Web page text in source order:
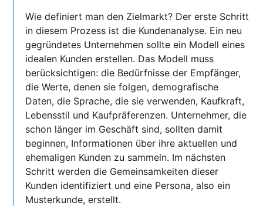
Wie definiert man den Zielmarkt? Der erste Schritt
in diesem Prozess ist die Kundenanalyse. Ein neu
gegründetes Unternehmen sollte ein Modell eines
idealen Kunden erstellen. Das Modell muss
berücksichtigen: die Bedürfnisse der Empfänger,
die Werte, denen sie folgen, demografische
Daten, die Sprache, die sie verwenden, Kaufkraft,
Lebensstil und Kaufpräferenzen. Unternehmer, die
schon länger im Geschäft sind, sollten damit
beginnen, Informationen über ihre aktuellen und
ehemaligen Kunden zu sammeln. Im nächsten
Schritt werden die Gemeinsamkeiten dieser
Kunden identifiziert und eine Persona, also ein
Musterkunde, erstellt.